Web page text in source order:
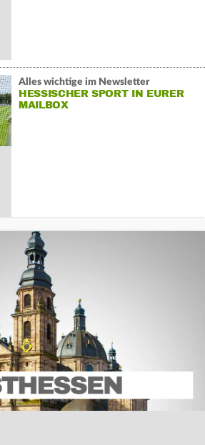
Alles wichtige im Newsletter
HESSISCHER SPORT IN EURER
MAILBOX